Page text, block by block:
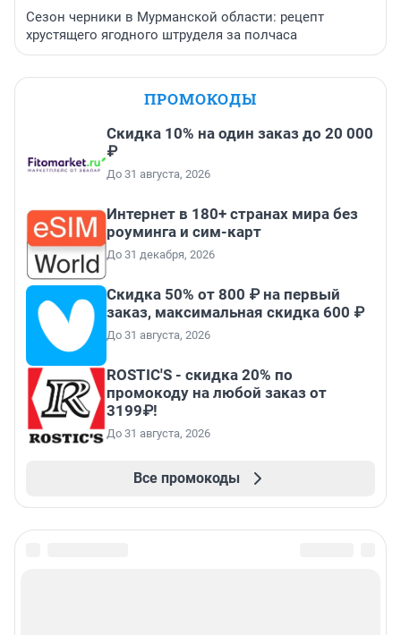
Сезон черники в Мурманской области: рецепт
хрустящего ягодного штруделя за полчаса
ПРОМОКОДЫ
Скидка 10% на один заказ до 20 000
₽
До 31 августа, 2026
Интернет в 180+ странах мира без
роуминга и сим-карт
До 31 декабря, 2026
Скидка 50% от 800 ₽ на первый
заказ, максимальная скидка 600 ₽
До 31 августа, 2026
ROSTIC'S - скидка 20% по
промокоду на любой заказ от
3199₽!
До 31 августа, 2026
Все промокоды